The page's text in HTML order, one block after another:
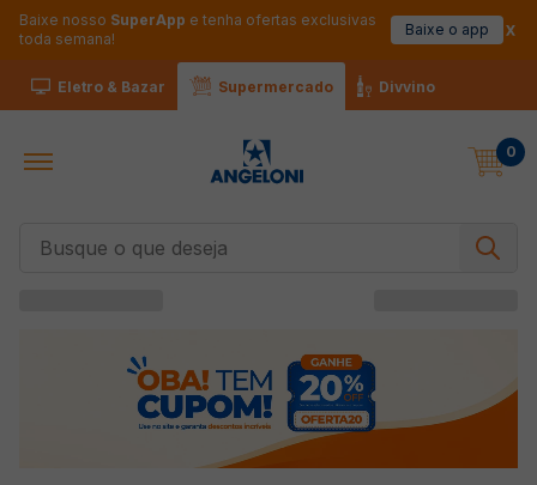
Baixe nosso SuperApp e tenha ofertas exclusivas
toda semana!
Baixe o app
Eletro & Bazar Supermercado Divvino
0